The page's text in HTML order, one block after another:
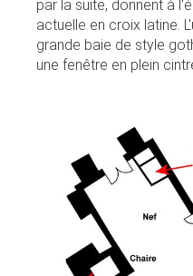
par la suite, donnent à
actuelle en croix latine.
grande baie de style
une fenêtre en plein